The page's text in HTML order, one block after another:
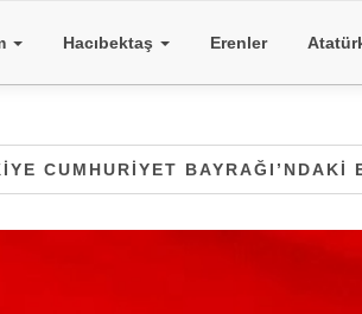
Hacıbektaş Erenler
CUMHURIYET BAYRAĞI’NDAKI